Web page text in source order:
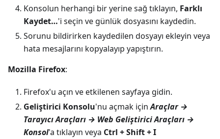
Konsolun herhangi bir yerine sağ tıklayın, Farklı
Kaydet…'i seçin ve günlük dosyasını kaydedin.
Sorunu bildirirken kaydedilen dosyayı ekleyin veya
hata mesajlarını kopyalayıp yapıştırın.
Mozilla Firefox:
Firefox'u açın ve etkilenen sayfaya gidin.
Geliştirici Konsolu'nu açmak içinAraçlar →
Tarayıcı Araçları → Web Geliştirici Araçları →
Konsol'a tıklayın veya Ctrl + Shift + I